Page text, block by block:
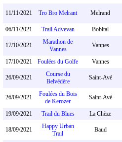
11/11/2021 Tro Bro Melrant Melrand
06/11/2021 Trail Advevan Bobital
17/10/2021
Marathon de
Vannes
Vannes
17/10/2021
Foulées du Golfe Vannes
26/09/2021
Course du
Belvédère
Saint-Avé
26/09/2021
Foulées du Bois
de Kerozer
Saint-Avé
19/09/2021 Trail du Blues La Chèze
18/09/2021
Happy Urban
Trail
Baud